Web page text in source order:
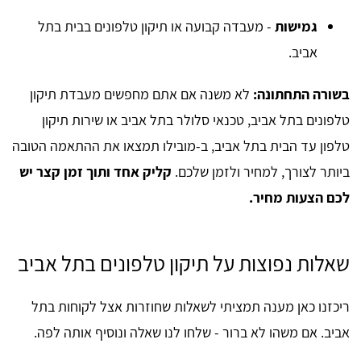
גמישות - מעבדה קבועה או תיקון טלפונים בבית בתל
אביב.
בשורה התחתונה: לא משנה אם אתם מחפשים מעבדת תיקון
טלפונים בתל אביב, טכנאי סלולר בתל אביב או שירות תיקון
טלפון עד הבית בתל אביב, ב-מובילו תמצאו את ההתאמה הטובה
ביותר לצורך, למחיר ולזמן שלכם. קליק אחד ותוך זמן קצר יש
לכם הצעות מחיר.
שאלות נפוצות על תיקון טלפונים בתל אביב
ריכזנו כאן מענה תמציתי לשאלות שחוזרות אצל לקוחות בתל
אביב. אם משהו לא ברור - שלחו לנו שאלה ונוסיף אותה לפה.